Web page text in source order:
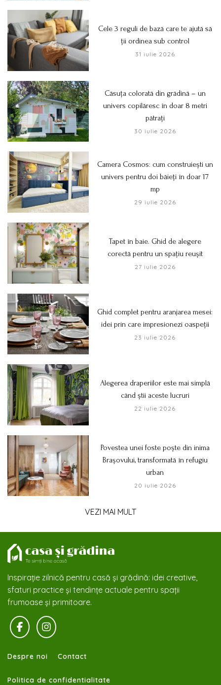
Cele 3 reguli de bază care te ajută să
ții ordinea sub control
31 iulie 2026
Căsuța colorată din grădină – un
univers copilăresc în doar 8 metri
pătrați
30 iulie 2026
Camera Cosmos: cum construiești un
univers pentru doi băieți în doar 17
mp
29 iulie 2026
Tapet în baie. Ghid de alegere
corectă pentru un spațiu reușit
27 iulie 2026
Ghid complet pentru aranjarea mesei:
idei prin care impresionezi oaspeții
23 iulie 2026
Alegerea draperiilor este mai simplă
când știi aceste lucruri
22 iulie 2026
Povestea unei foste poște din inima
Brașovului, transformată în refugiu
urban
20 iulie 2026
VEZI MAI MULT
Inspirație zilnică pentru casă și grădină: idei creative,
sfaturi practice și tendințe actuale pentru spații
frumoase și primitoare.
Despre noi Contact
Politica de confidentialitate